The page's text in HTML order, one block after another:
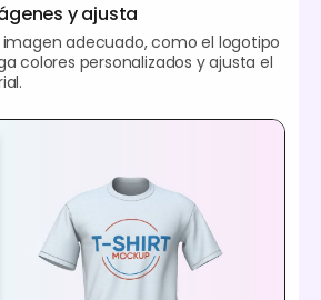
y ajusta
imagen adecuado, como el logotipo
colores personalizados y ajusta el